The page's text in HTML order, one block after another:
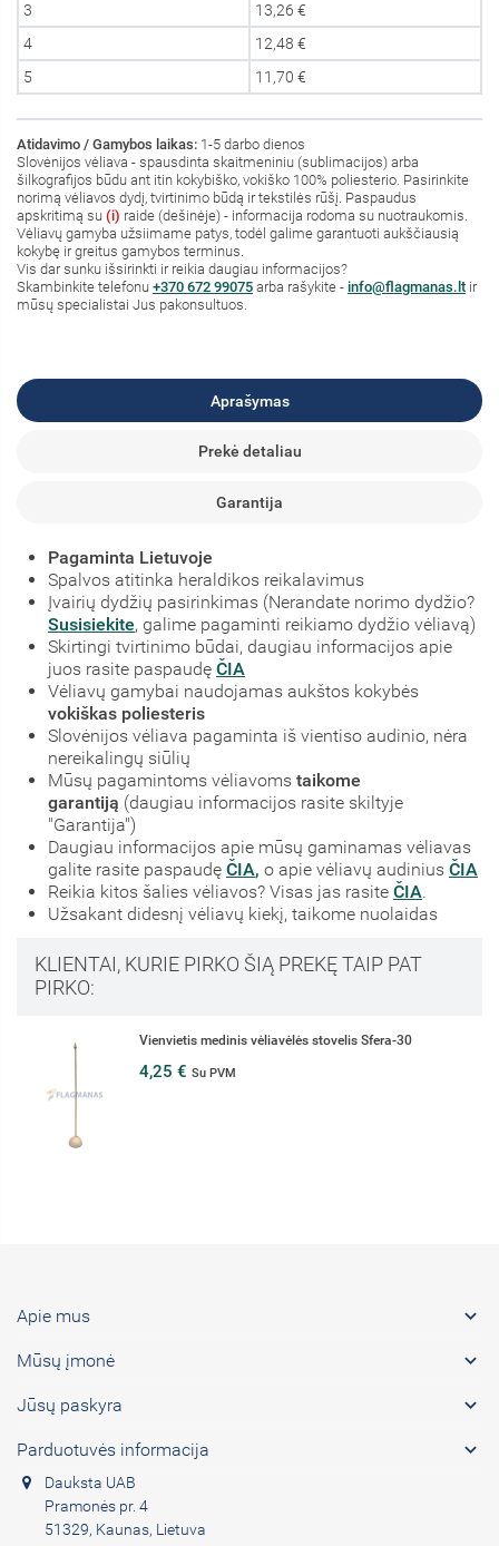
3
13,26 €
4
12,48 €
5
11,70 €
Atidavimo / Gamybos laikas: 1-5 darbo dienos
Slovėnijos vėliava - spausdinta skaitmeniniu (sublimacijos) arba
šilkografijos būdu ant itin kokybiško, vokiško 100% poliesterio. Pasirinkite
norimą vėliavos dydį, tvirtinimo būdą ir tekstilės rūšį. Paspaudus
apskritimą su (i) raide (dešinėje) - informacija rodoma su nuotraukomis.
Vėliavų gamyba užsiimame patys, todėl galime garantuoti aukščiausią
kokybę ir greitus gamybos terminus.
Vis dar sunku išsirinkti ir reikia daugiau informacijos?
Skambinkite telefonu +370 672 99075 arba rašykite - info@flagmanas.lt ir
mūsų specialistai Jus pakonsultuos.
Aprašymas
Prekė detaliau
Garantija
Pagaminta Lietuvoje
Spalvos atitinka heraldikos reikalavimus
Įvairių dydžių pasirinkimas (Nerandate norimo dydžio?
Susisiekite, galime pagaminti reikiamo dydžio vėliavą)
Skirtingi tvirtinimo būdai, daugiau informacijos apie
juos rasite paspaudę ČIA
Vėliavų gamybai naudojamas aukštos kokybės
vokiškas poliesteris
Slovėnijos vėliava pagaminta iš vientiso audinio, nėra
nereikalingų siūlių
Mūsų pagamintoms vėliavoms taikome
garantiją (daugiau informacijos rasite skiltyje
"Garantija")
Daugiau informacijos apie mūsų gaminamas vėliavas
galite rasite paspaudę ČIA, o apie vėliavų audinius ČIA
Reikia kitos šalies vėliavos? Visas jas rasite ČIA.
Užsakant didesnį vėliavų kiekį, taikome nuolaidas
KLIENTAI, KURIE PIRKO ŠIĄ PREKĘ TAIP PAT
PIRKO:
Vienvietis medinis vėliavėlės stovelis Sfera-30
4,25 € Su PVM
Apie mus 
Mūsų įmonė 
Jūsų paskyra 
Parduotuvės informacija 
Dauksta UAB
Pramonės pr. 4
51329, Kaunas, Lietuva